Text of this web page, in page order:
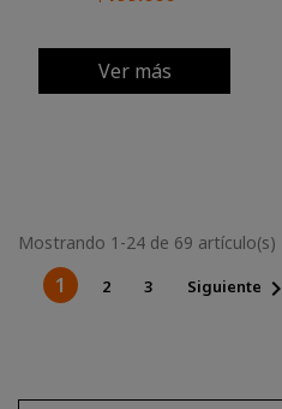
Ver más
Mostrando 1-24 de 69 artículo(s)
1 2 3 Siguiente 